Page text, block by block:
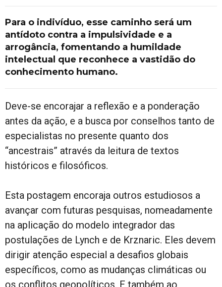
Para o indivíduo, esse caminho será um
antídoto contra a impulsividade e a
arrogância, fomentando a humildade
intelectual que reconhece a vastidão do
conhecimento humano.
Deve-se encorajar a reflexão e a ponderação
antes da ação, e a busca por conselhos tanto de
especialistas no presente quanto dos
“ancestrais” através da leitura de textos
históricos e filosóficos.
Esta postagem encoraja outros estudiosos a
avançar com futuras pesquisas, nomeadamente
na aplicação do modelo integrador das
postulações de Lynch e de Krznaric. Eles devem
dirigir atenção especial a desafios globais
específicos, como as mudanças climáticas ou
os conflitos geopolíticos. E também ao